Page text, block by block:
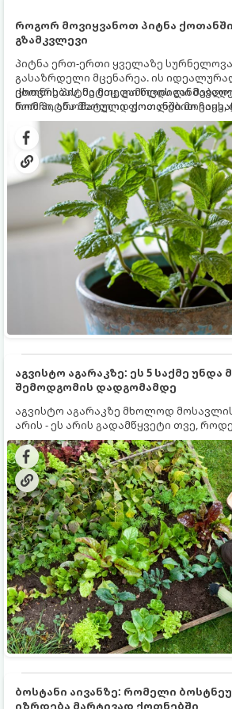
როგორ მოვიყვანოთ პიტნა
გზამკვლევი
პიტნა ერთ-ერთი ყველაზე
გასაზრდელი მცენარეა. ის
ცხოვრებას, მეტიც, გამოცდილი
რომ პიტნა მხოლოდ ქოთანში
გრუნტში (ბაღში) დარგვისას ის
სწრაფად ვრცელდება და სხვა
ქოთნის პიტნა მთელი წლის
ნორჩი, არომატული ფოთლებით ჩაის,
კერძებისთვის.
აგვისტო აგარაკზე: ეს 5 საქმე
შემოდგომის დადგომამდე
აგვისტო აგარაკზე მხოლოდ
არის - ეს არის გადამწყვეტი თვე,
ეყრება მომავალი წლის მოსავალს და
შემოდგომა-ზამთრის სეზონისთვის.
ნიადაგმა ენერგია აღიდგინოს, ხოლო
ზამთარს გაუძლონ, აგვისტოს
მნიშვნელოვანი საქმის გაკეთება
ბოსტანი აივანზე: რომელი
იზრდება მარტივად ქოთნებში